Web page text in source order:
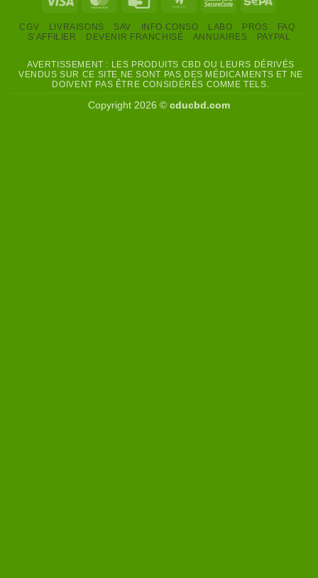
CGV LIVRAISONS SAV INFO CONSO LABO PROS
FAQ
S’AFFILIER
DEVENIR FRANCHISÉ ANNUAIRES PAYPAL
AVERTISSEMENT : LES PRODUITS CBD OU LEURS DÉRIVÉS
VENDUS SUR CE SITE NE SONT PAS DES MÉDICAMENTS ET NE
DOIVENT PAS ÊTRE CONSIDÉRÉS COMME TELS.
Copyright 2026 © cducbd.com